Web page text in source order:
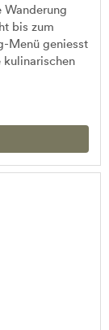
bis zum
Menü geniesst